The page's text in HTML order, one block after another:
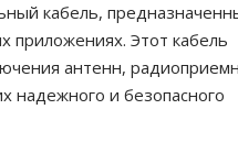
кабель,
приложениях. Этот кабель
антенн,
надежного и безопасного